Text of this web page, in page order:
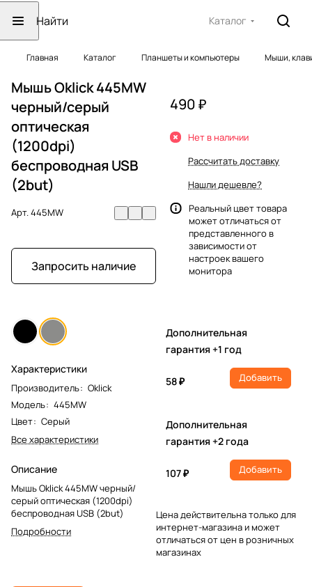
Каталог
Главная Каталог Планшеты и компьютеры Мыши,
Мышь Oklick 445MW
черный/серый
оптическая
(1200dpi)
беспроводная USB
(2but)
Арт.445MW
Запросить наличие
Характеристики
Производитель: Oklick
Модель: 445MW
Цвет: Серый
Все характеристики
Описание
Мышь Oklick 445MW черный/
серый оптическая (1200dpi)
беспроводная USB (2but)
Подробности
490 ₽
Нет в наличии
Рассчитать доставку
Нашли дешевле?
Реальный цвет товара
может отличаться от
представленного в
зависимости от
настроек вашего
монитора
Дополнительная
гарантия +1 год
58 ₽ Добавить
Дополнительная
гарантия +2 года
107 ₽ Добавить
Цена действительна только для
интернет-магазина и может
отличаться от цен в розничных
магазинах